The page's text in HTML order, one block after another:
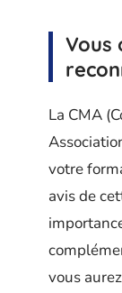
Vous
La CMA
votre
avis de
vous